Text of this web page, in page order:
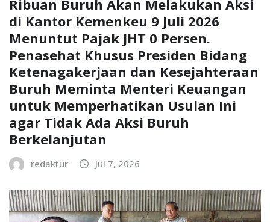
Ribuan Buruh Akan Melakukan Aksi
di Kantor Kemenkeu 9 Juli 2026
Menuntut Pajak JHT 0 Persen.
Penasehat Khusus Presiden Bidang
Ketenagakerjaan dan Kesejahteraan
Buruh Meminta Menteri Keuangan
untuk Memperhatikan Usulan Ini
agar Tidak Ada Aksi Buruh
Berkelanjutan
redaktur Jul 7, 2026